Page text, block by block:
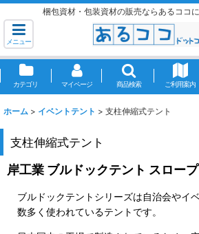
梱包資材・包装資材の販売ならあるココ
メニュー
カテゴリ マイページ 商品検索 ご利用案内
ホーム > イベントテント > 支柱伸縮式テント
支柱伸縮式テント
岸工業 ブルドックテント スロープ
ブルドックテントシリーズは自治会やイ
数多く使われているテントです。